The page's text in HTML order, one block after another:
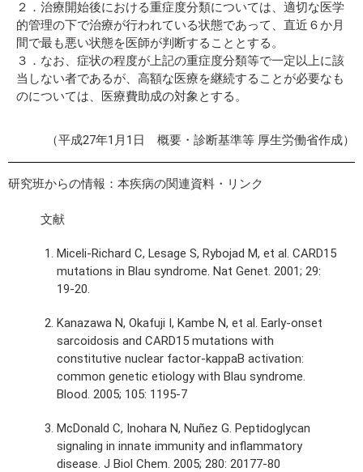
２．治療開始後における重症度分類については、適切な医学
的管理の下で治療が行われている状態であって、直近６か月
間で最も悪い状態を医師が判断することとする。
３．なお、症状の程度が上記の重症度分類等で一定以上に該
当しない者であるが、高額な医療を継続することが必要なも
のについては、医療費助成の対象とする。
（平成27年1月1日 概要・診断基準等 厚生労働省作成）
研究班からの情報：本疾病の関連資料・リンク
文献
Miceli-Richard C, Lesage S, Rybojad M, et al. CARD15
mutations in Blau syndrome. Nat Genet. 2001; 29:
19-20.
Kanazawa N, Okafuji I, Kambe N, et al. Early-onset
sarcoidosis and CARD15 mutations with
constitutive nuclear factor-kappaB activation:
common genetic etiology with Blau syndrome.
Blood. 2005; 105: 1195-7
McDonald C, Inohara N, Nuñez G. Peptidoglycan
signaling in innate immunity and inflammatory
disease. J Biol Chem. 2005; 280: 20177-80